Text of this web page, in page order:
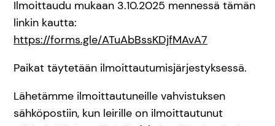
Ilmoittaudu mukaan 3.10.2025 mennessä tämän
linkin kautta:
https://forms.gle/ATuAbBssKDjfMAvA7
Paikat täytetään ilmoittautumisjärjestyksessä.
Lähetämme ilmoittautuneille vahvistuksen
sähköpostiin, kun leirille on ilmoittautunut